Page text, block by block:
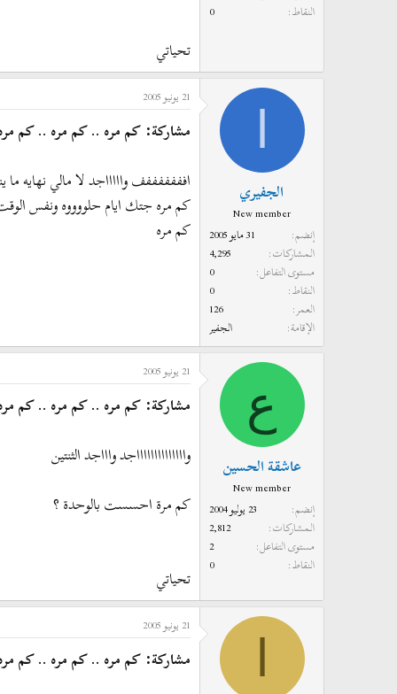
النقاط
0
تحياتي
الجفيري
New member
إنضم
31 مايو 2005
المشاركات
4,295
مستوى التفاعل
0
النقاط
0
العمر
126
الإقامة
الجفير
21 يونيو 2005
مشاركة: كم مره .. كم مره .. كم
افففففففف واااااجد لا مالي نهايه ما
كم مره جتك ايام حلووووه ونفس
كم مره
ع
عاشقة الحسين
New member
إنضم
23 يوليو 2004
المشاركات
2,812
مستوى التفاعل
2
النقاط
0
21 يونيو 2005
مشاركة: كم مره .. كم مره .. كم
وااااااااااااااجد واااجد الثنتين
كم مرة احسست بالوحدة ؟
تحياتي
21 يونيو 2005
مشاركة: كم مره .. كم مره .. كم